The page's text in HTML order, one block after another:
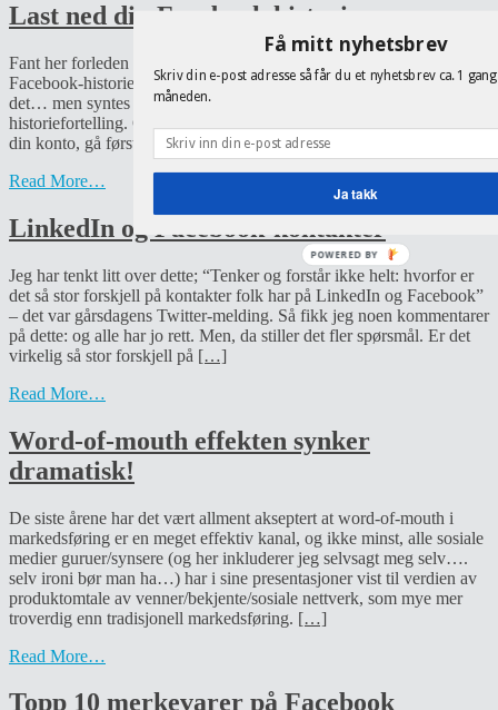
Last ned din Facebook historie
Fant her forleden ut hvordan man faktisk kan laste ned sin
Facebook-historie. Typisk nok husker jeg ikke hvor jeg leste om
det… men syntes det er litt morsomt å ha sin egen digitale Facebook
historiefortelling. Ok, her er oppskriften etter at du har logget inn på
din konto, gå først til account settings – så[…]
Read More…
LinkedIn og Facebook-kontakter
Jeg har tenkt litt over dette; “Tenker og forstår ikke helt: hvorfor er
det så stor forskjell på kontakter folk har på LinkedIn og Facebook”
– det var gårsdagens Twitter-melding. Så fikk jeg noen kommentarer
på dette: og alle har jo rett. Men, da stiller det fler spørsmål. Er det
virkelig så stor forskjell på […]
Read More…
Word-of-mouth effekten synker
dramatisk!
De siste årene har det vært allment akseptert at word-of-mouth i
markedsføring er en meget effektiv kanal, og ikke minst, alle sosiale
medier guruer/synsere (og her inkluderer jeg selvsagt meg selv….
selv ironi bør man ha…) har i sine presentasjoner vist til verdien av
produktomtale av venner/bekjente/sosiale nettverk, som mye mer
troverdig enn tradisjonell markedsføring. […]
Read More…
Topp 10 merkevarer på Facebook
Få mitt nyhetsbrev
Skriv din e-post adresse så får du et nyhetsbrev ca. 1
måneden.
Ja takk
POWERED
BY